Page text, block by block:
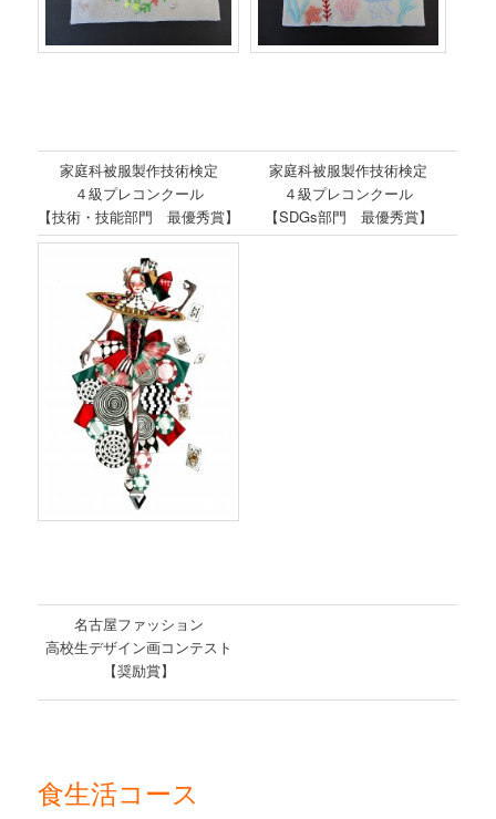
家庭科被服製作技術検定
４級プレコンクール
【技術・技能部門 最優秀賞】
家庭科被服製作技術検定
４級プレコンクール
【SDGs部門 最優秀賞】
名古屋ファッション
高校生デザイン画コンテスト
【奨励賞】
食生活コース